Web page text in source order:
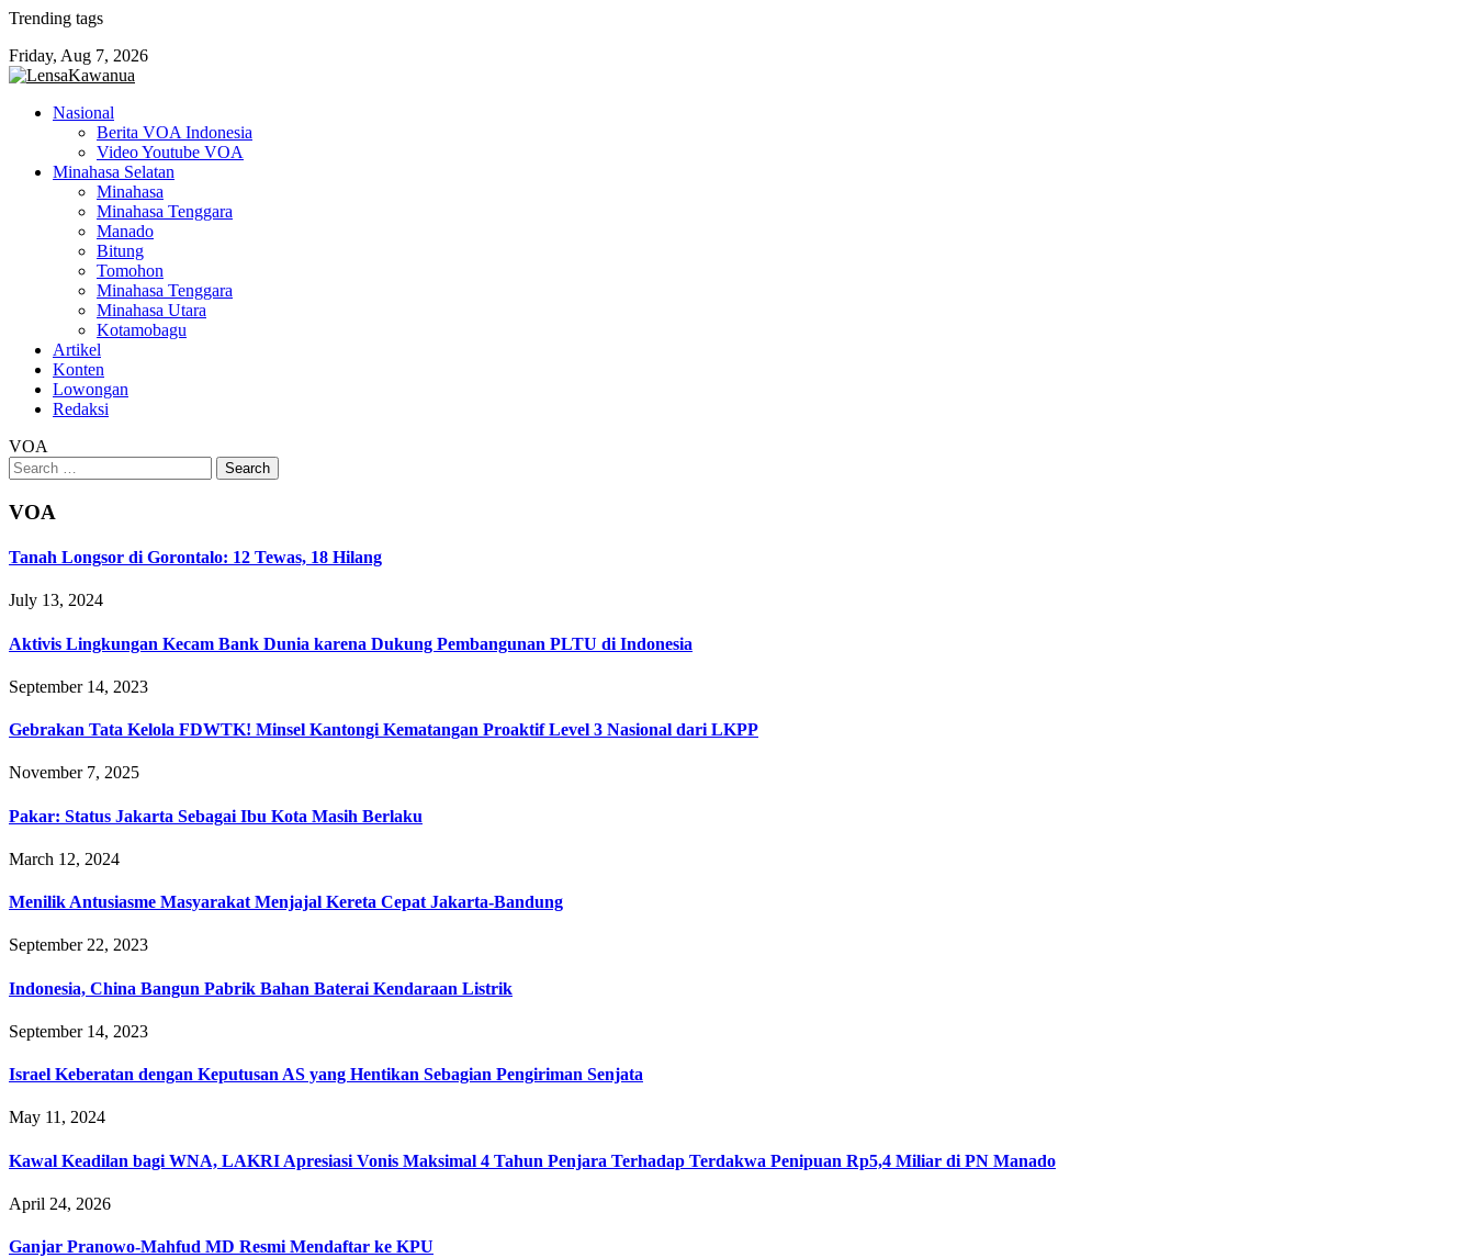
Skip
content
Trending tags
Friday, Aug 7, 2026
Nasional
Berita VOA Indonesia
Video Youtube VOA
Minahasa Selatan
Minahasa
Minahasa Tenggara
Manado
Bitung
Tomohon
Minahasa Tenggara
Minahasa Utara
Kotamobagu
Artikel
Konten
Lowongan
Redaksi
VOA
Search
for:
VOA
Tanah Longsor di Gorontalo: 12 Tewas, 18 Hilang
July 13, 2024
Aktivis Lingkungan Kecam Bank Dunia karena Dukung Pembangunan PLTU di Indonesia
September 14, 2023
Gebrakan Tata Kelola FDWTK! Minsel Kantongi Kematangan Proaktif Level 3 Nasional dari LKPP‎
November 7, 2025
Pakar: Status Jakarta Sebagai Ibu Kota Masih Berlaku
March 12, 2024
Menilik Antusiasme Masyarakat Menjajal Kereta Cepat Jakarta-Bandung
September 22, 2023
Indonesia, China Bangun Pabrik Bahan Baterai Kendaraan Listrik
September 14, 2023
Israel Keberatan dengan Keputusan AS yang Hentikan Sebagian Pengiriman Senjata
May 11, 2024
Kawal Keadilan bagi WNA, LAKRI Apresiasi Vonis Maksimal 4 Tahun Penjara Terhadap Terdakwa Penipuan Rp5,4 Miliar di PN Manado
April 24, 2026
Ganjar Pranowo-Mahfud MD Resmi Mendaftar ke KPU